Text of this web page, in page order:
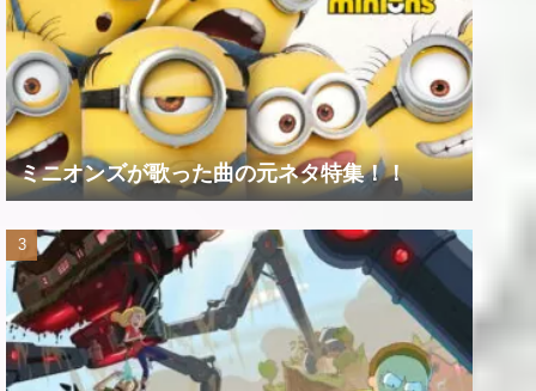
ミニオンズが歌った曲の元ネタ特集！！